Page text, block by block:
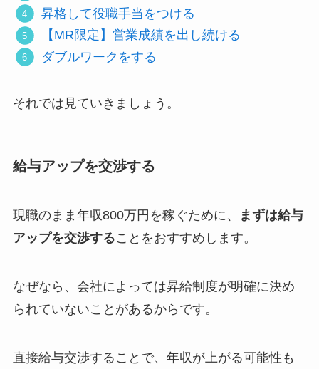
昇格して役職手当をつける
【MR限定】営業成績を出し続ける
ダブルワークをする
それでは見ていきましょう。
給与アップを交渉する
現職のまま年収800万円を稼ぐために、
まずは給与
アップを交渉することをおすすめします。
なぜなら、会社によっては昇給制度が明確に決め
られていないことがあるからです。
直接給与交渉することで、年収が上がる可能性も